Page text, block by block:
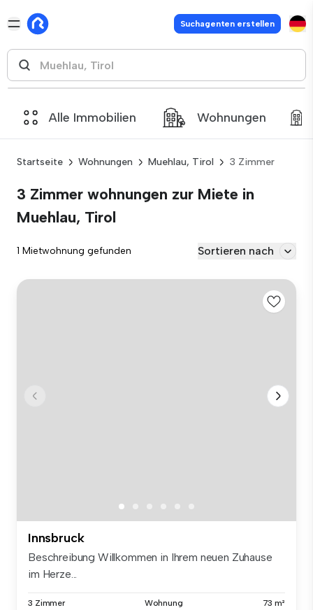
Suchagenten erstellen
Alle Immobilien Wohnungen
Startseite Wohnungen Muehlau, Tirol 3 Zimmer
3 Zimmer wohnungen zur Miete in
Muehlau, Tirol
1 Mietwohnung gefunden Sortieren nach
Innsbruck
Beschreibung Willkommen in Ihrem neuen Zuhause
im Herze...
3 Zimmer Wohnung 73 m²